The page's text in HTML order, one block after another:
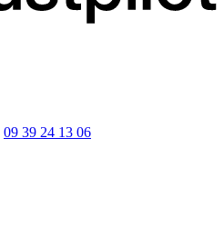
09 39 24 13 06